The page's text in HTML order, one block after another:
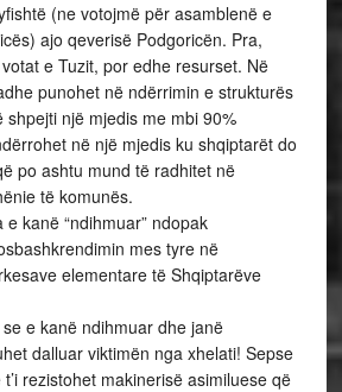
(ne votojmë për asamblenë e
ajo qeverisë Podgoricën. Pra,
e Tuzit, por edhe resurset. Në
punohet në ndërrimin e strukturës
shpejti një mjedis me mbi 90%
në një mjedis ku shqiptarët do
po ashtu mund të radhitet në
të komunës.
kanë “ndihmuar” ndopak
mes tyre në
elementare të Shqiptarëve
e kanë ndihmuar dhe janë
dalluar viktimën nga xhelati! Sepse
rezistohet makinerisë asimiluese që